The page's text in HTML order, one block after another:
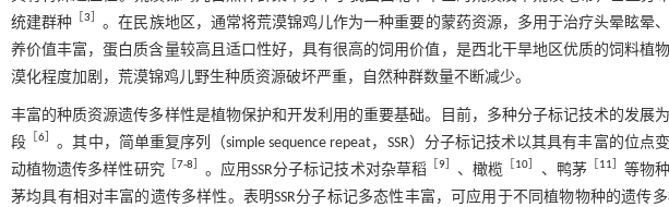
统建群种 ［3］ 。在民族地区，通常将荒漠锦鸡儿作为一种重要的蒙药资源，多用于治疗头晕眩晕
养价值丰富，蛋白质含量较高且适口性好，具有很高的饲用价值，是西北干旱地区优质的饲料植物
漠化程度加剧，荒漠锦鸡儿野生种质资源破坏严重，自然种群数量不断减少。
丰富的种质资源遗传多样性是植物保护和开发利用的重要基础。目前，多种分子标记技术的发展
段 ［6］ 。其中，简单重复序列（simple sequence repeat，SSR）分子标记技术以其具有丰富的位
动植物遗传多样性研究 ［7-8］ 。应用SSR分子标记技术对杂草稻 ［9］ 、橄榄 ［10］ 、鸭茅［11］ 等物
茅均具有相对丰富的遗传多样性。表明SSR分子标记多态性丰富，可应用于不同植物物种的遗传